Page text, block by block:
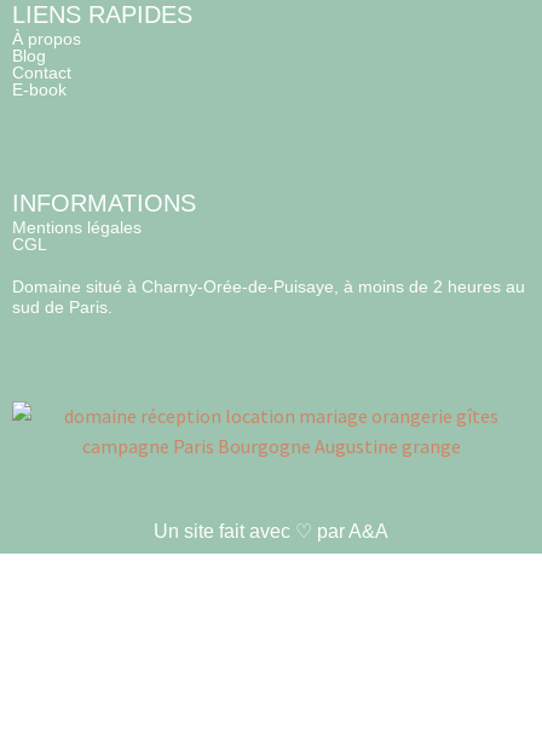
LIENS RAPIDES
À propos
Blog
Contact
E-book
INFORMATIONS
Mentions légales
CGL
Domaine situé à Charny-Orée-de-Puisaye, à moins de 2 heures au
sud de Paris.
Un site fait avec ♡ par A&A